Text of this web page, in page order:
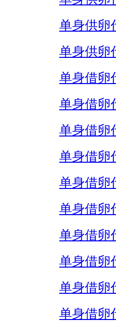
单身供卵
单身供卵
单身借卵
单身借卵
单身借卵
单身借卵
单身借卵
单身借卵
单身借卵
单身借卵
单身借卵
单身借卵